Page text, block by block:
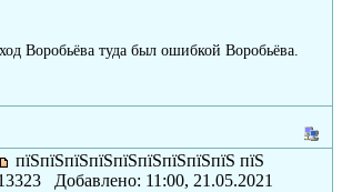
Воробьёва туда был ошибкой Воробьёва.
пїЅпїЅпїЅпїЅпїЅпїЅпїЅпїЅпїЅ пїЅ
Добавлено: 11:00, 21.05.2021